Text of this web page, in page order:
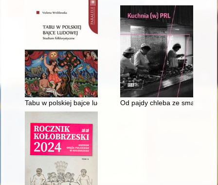
Tabu w polskiej bajce ludowej : studium folklorystyczne
Od pajdy chleba ze smalcem